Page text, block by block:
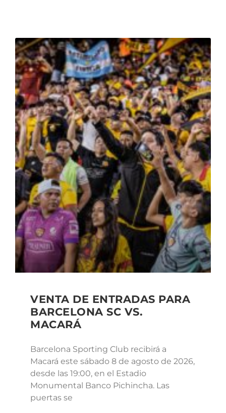
VENTA DE ENTRADAS PARA
BARCELONA SC VS.
MACARÁ
Barcelona Sporting Club recibirá a
Macará este sábado 8 de agosto de 2026,
desde las 19:00, en el Estadio
Monumental Banco Pichincha. Las
puertas se